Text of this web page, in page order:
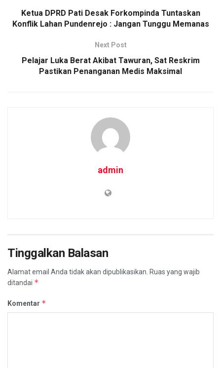
o
k
p
p
k
Ketua DPRD Pati Desak Forkompinda Tuntaskan
Konflik Lahan Pundenrejo : Jangan Tunggu Memanas
Next Post
Pelajar Luka Berat Akibat Tawuran, Sat Reskrim
Pastikan Penanganan Medis Maksimal
admin
Tinggalkan Balasan
Alamat email Anda tidak akan dipublikasikan. Ruas yang wajib
ditandai *
Komentar *